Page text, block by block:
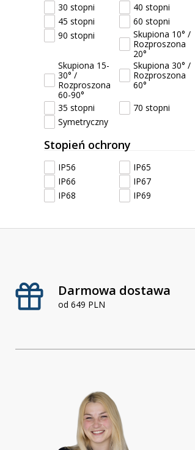
30 stopni
40 stopni
45 stopni
60 stopni
90 stopni
Skupiona 10° /
Rozproszona
20°
Skupiona 15-
30° /
Rozproszona
60-90°
Skupiona 30° /
Rozproszona
60°
35 stopni
70 stopni
Symetryczny
Stopień ochrony
IP56
IP65
IP66
IP67
IP68
IP69
Darmowa dostawa
od 649 PLN